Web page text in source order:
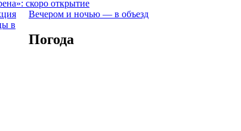
скоро открытие
Вечером и ночью — в объезд
Погода